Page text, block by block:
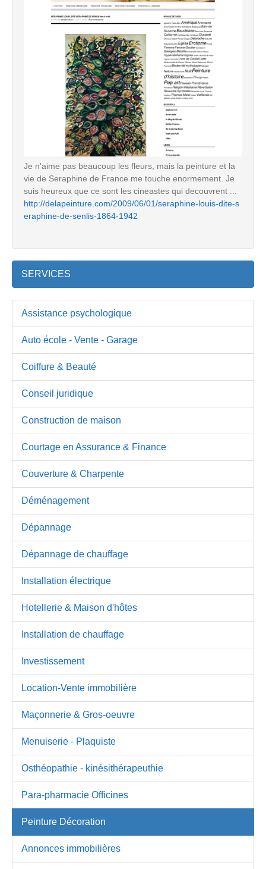
Je n'aime pas beaucoup les fleurs, mais la peinture et la
vie de Seraphine de France me touche enormement. Je
suis heureux que ce sont les cineastes qui decouvrent ...
http://delapeinture.com/2009/06/01/seraphine-louis-dite-s
eraphine-de-senlis-1864-1942
SERVICES
Assistance psychologique
Auto école - Vente - Garage
Coiffure & Beauté
Conseil juridique
Construction de maison
Courtage en Assurance & Finance
Couverture & Charpente
Déménagement
Dépannage
Dépannage de chauffage
Installation électrique
Hotellerie & Maison d'hôtes
Installation de chauffage
Investissement
Location-Vente immobilière
Maçonnerie & Gros-oeuvre
Menuiserie - Plaquiste
Osthéopathie - kinésithérapeuthie
Para-pharmacie Officines
Peinture Décoration
Annonces immobilières